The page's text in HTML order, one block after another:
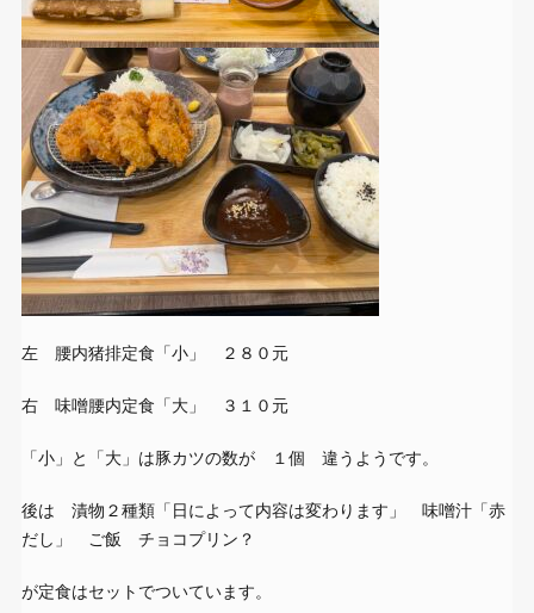
左 腰内猪排定食「小」 ２８０元
右 味噌腰内定食「大」 ３１０元
「小」と「大」は豚カツの数が １個 違うようです。
後は 漬物２種類「日によって内容は変わります」 味噌汁「赤
だし」 ご飯 チョコプリン？
が定食はセットでついています。